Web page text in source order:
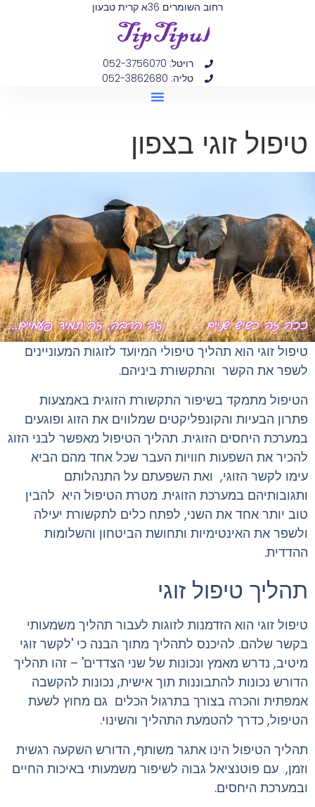
רחוב השומרים 36א קרית טבעון
רויטל: 052-3756070
טליה: 052-3862680
טיפול זוגי בצפון
טיפול זוגי הוא תהליך טיפולי המיועד לזוגות המעוניינים
לשפר את הקשר והתקשורת ביניהם.
הטיפול מתמקד בשיפור התקשורת הזוגית באמצעות
פתרון הבעיות והקונפליקטים שמלווים את הזוג ופוגעים
במערכת היחסים הזוגית. תהליך הטיפול מאפשר לבני הזוג
להכיר את השפעות חוויות העבר שכל אחד מהם הביא
עימו לקשר הזוגי, ואת השפעתם על התנהלותם
ותגובותיהם במערכת הזוגית. מטרת הטיפול היא להבין
טוב יותר אחד את השני, לפתח כלים לתקשורת יעילה
ולשפר את האינטימיות ותחושת הביטחון והשלומות
ההדדית.
תהליך טיפול זוגי
טיפול זוגי הוא הזדמנות לזוגות לעבור תהליך משמעותי
בקשר שלהם. להיכנס לתהליך מתוך הבנה כי 'לקשר זוגי
מיטיב, נדרש מאמץ ונכונות של שני הצדדים' – זהו תהליך
הדורש נכונות להתבוננות תוך אישית, נכונות להקשבה
אמפתית והכרה בצורך בתרגול הכלים גם מחוץ לשעת
הטיפול, כדרך להטמעת התהליך והשינוי.
תהליך הטיפול הינו אתגר משותף, הדורש השקעה רגשית
וזמן, עם פוטנציאל גבוה לשיפור משמעותי באיכות החיים
ובמערכת היחסים.